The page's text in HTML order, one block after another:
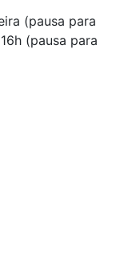
(pausa para
(pausa para